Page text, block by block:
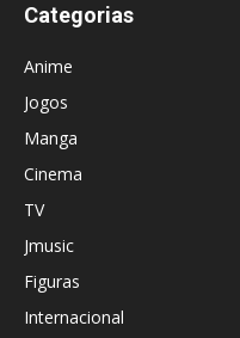
Categorias
Anime
Jogos
Manga
Cinema
TV
Jmusic
Figuras
Internacional